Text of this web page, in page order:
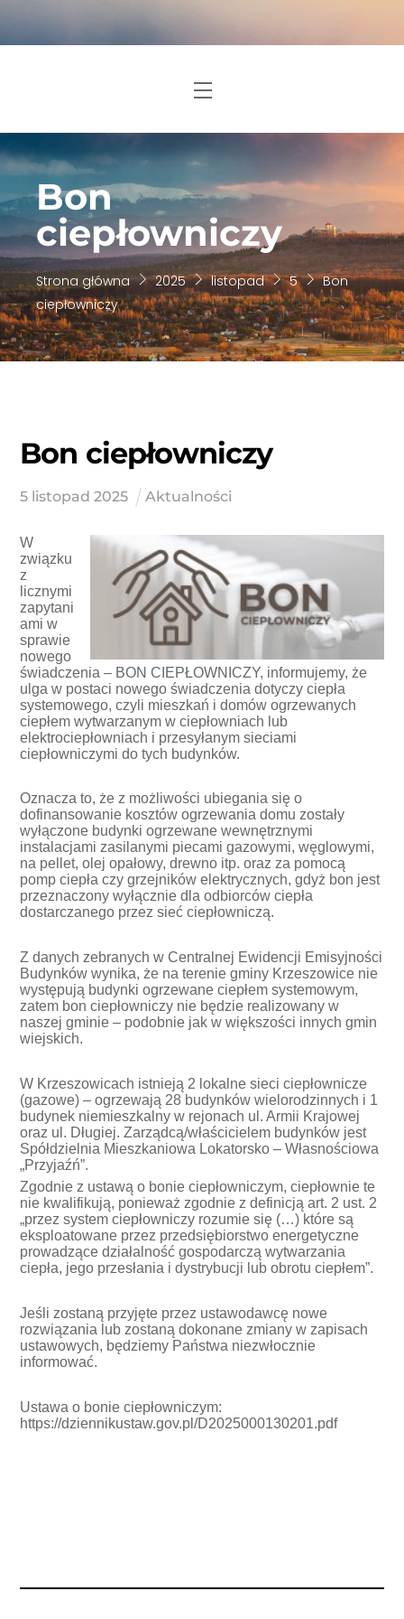
Menu
Bon
ciepłowniczy
Strona główna 2025 listopad 5
Bon
ciepłowniczy
Bon ciepłowniczy
5 listopad 2025 Aktualności
W
związku
z
licznymi
zapytani
ami w
sprawie
nowego
świadczenia – BON CIEPŁOWNICZY, informujemy, że
ulga w postaci nowego świadczenia dotyczy ciepła
systemowego, czyli mieszkań i domów ogrzewanych
ciepłem wytwarzanym w ciepłowniach lub
elektrociepłowniach i przesyłanym sieciami
ciepłowniczymi do tych budynków.
Oznacza to, że z możliwości ubiegania się o
dofinansowanie kosztów ogrzewania domu zostały
wyłączone budynki ogrzewane wewnętrznymi
instalacjami zasilanymi piecami gazowymi, węglowymi,
na pellet, olej opałowy, drewno itp. oraz za pomocą
pomp ciepła czy grzejników elektrycznych, gdyż bon jest
przeznaczony wyłącznie dla odbiorców ciepła
dostarczanego przez sieć ciepłowniczą.
Z danych zebranych w Centralnej Ewidencji Emisyjności
Budynków wynika, że na terenie gminy Krzeszowice nie
występują budynki ogrzewane ciepłem systemowym,
zatem bon ciepłowniczy nie będzie realizowany w
naszej gminie – podobnie jak w większości innych gmin
wiejskich.
W Krzeszowicach istnieją 2 lokalne sieci ciepłownicze
(gazowe) – ogrzewają 28 budynków wielorodzinnych i 1
budynek niemieszkalny w rejonach ul. Armii Krajowej
oraz ul. Długiej. Zarządcą/właścicielem budynków jest
Spółdzielnia Mieszkaniowa Lokatorsko – Własnościowa
„Przyjaźń”.
Zgodnie z ustawą o bonie ciepłowniczym, ciepłownie te
nie kwalifikują, ponieważ zgodnie z definicją art. 2 ust. 2
„przez system ciepłowniczy rozumie się (…) które są
eksploatowane przez przedsiębiorstwo energetyczne
prowadzące działalność gospodarczą wytwarzania
ciepła, jego przesłania i dystrybucji lub obrotu ciepłem”.
Jeśli zostaną przyjęte przez ustawodawcę nowe
rozwiązania lub zostaną dokonane zmiany w zapisach
ustawowych, będziemy Państwa niezwłocznie
informować.
Ustawa o bonie ciepłowniczym:
https://dziennikustaw.gov.pl/D2025000130201.pdf